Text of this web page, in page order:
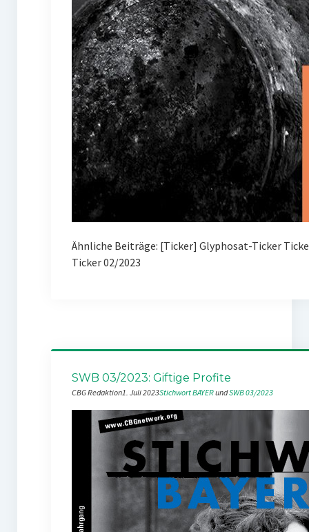
Ähnliche Beiträge: [Ticker] Glyphosat-Ticker
Ticker 02/2023
SWB 03/2023: Giftige Profite
CBG Redaktion1. Juli 2023Stichwort BAYER und SWB 03/2023